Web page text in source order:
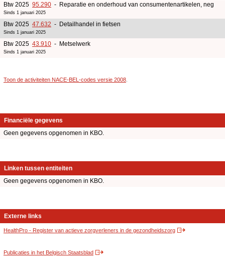
Btw 2025 95.290 - Reparatie en onderhoud van consumentenartikelen, neg
Sinds 1 januari 2025
Btw 2025 47.632 - Detailhandel in fietsen
Sinds 1 januari 2025
Btw 2025 43.910 - Metselwerk
Sinds 1 januari 2025
Toon de activiteiten NACE-BEL-codes versie 2008
Financiële gegevens
Geen gegevens opgenomen in KBO.
Linken tussen entiteiten
Geen gegevens opgenomen in KBO.
Externe links
HealthPro - Register van actieve zorgverleners in de gezondheidszorg
Publicaties in het Belgisch Staatsblad